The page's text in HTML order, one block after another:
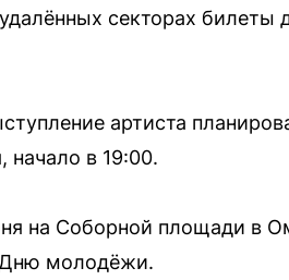
секторах
артиста
начало в 19:00.
на Соборной площади в
молодёжи.